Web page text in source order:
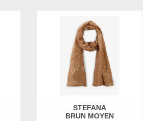
STEFANA
BRUN MOYEN